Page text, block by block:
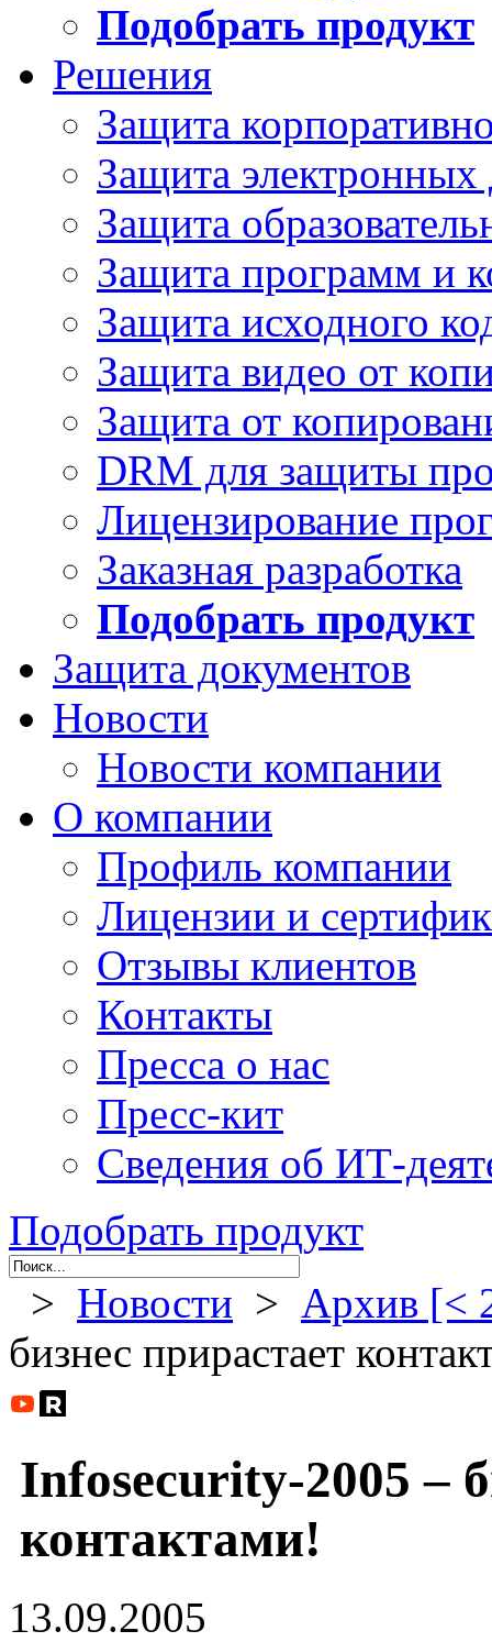
Подобрать продукт
Решения
Защита
Защита электронных
Защита
Защита программ и
Защита исходного
Защита видео от
Защита от
DRM для защиты
Лицензирование
Заказная разработка
Подобрать продукт
Защита документов
Новости
Новости компании
О компании
Профиль компании
Лицензии и
Отзывы клиентов
Контакты
Пресса о нас
Пресс-кит
Сведения об ИТ-
Подобрать продукт
> Новости > Архив [<
бизнес прирастает
Infosecurity-2005 –
контактами!
13.09.2005